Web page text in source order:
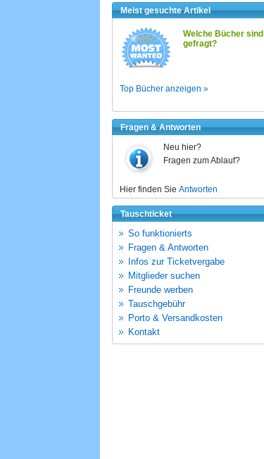
Meist gesuchte Artikel
Welche Bücher sind
gefragt?
Top Bücher anzeigen »
Fragen & Antworten
Neu hier?
Fragen zum Ablauf?
Hier finden Sie Antworten
Tauschticket
So funktionierts
Fragen & Antworten
Infos zur Ticketvergabe
Mitglieder suchen
Freunde werben
Tauschgebühr
Porto & Versandkosten
Kontakt